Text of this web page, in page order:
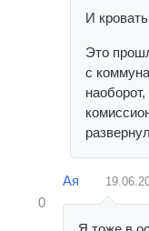
И
Это
с
0
Ая